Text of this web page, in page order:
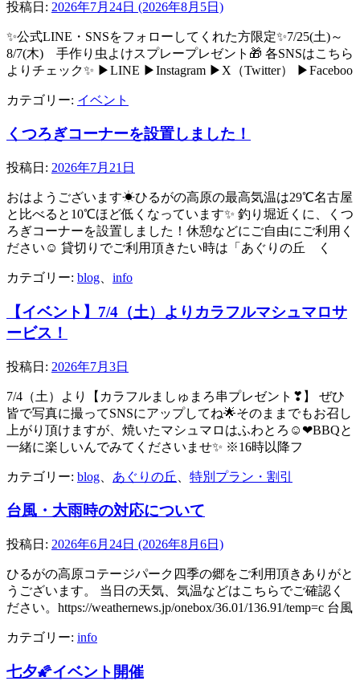
投稿日: 2026年7月24日 (2026年8月5日)
✨公式LINE・SNSをフォローしてくれた方限定✨7/25(土)～
8/7(木) 手作り虫よけスプレープレゼント🎁 各SNSはこちら
よりチェック✨ ▶LINE ▶Instagram ▶X（Twitter） ▶Faceboo
カテゴリー: イベント
くつろぎコーナーを設置しました！
投稿日: 2026年7月21日
おはようございます☀ひるがの高原の最高気温は29℃名古屋
と比べると10℃ほど低くなっています✨ 釣り堀近くに、くつ
ろぎコーナーを設置しました！休憩などにご自由にご利用く
ださい☺ 貸切りでご利用頂きたい時は「あぐりの丘 く
カテゴリー: blog info
【イベント】7/4（土）よりカラフルマシュマロサ
ービス！
投稿日: 2026年7月3日
7/4（土）より【カラフルましゅまろ串プレゼント❣】 ぜひ
皆で写真に撮ってSNSにアップしてね🌟そのままでもお召し
上がり頂けますが、焼いたマシュマロはふわとろ☺❤BBQと
一緒に楽しいんでみてくださいませ✨ ※16時以降フ
カテゴリー: blog あぐりの丘 特別プラン・割引
台風・大雨時の対応について
投稿日: 2026年6月24日 (2026年8月6日)
ひるがの高原コテージパーク四季の郷をご利用頂きありがと
うございます。 当日の天気、気温などはこちらでご確認く
ださい。https://weathernews.jp/onebox/36.01/136.91/temp=c 台風
カテゴリー: info
七夕🌠イベント開催